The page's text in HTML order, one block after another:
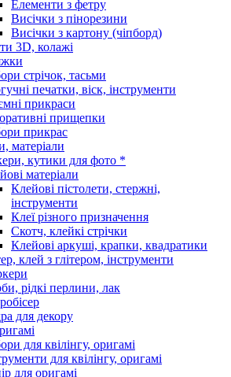
Елементи з фетру
Висічки з пінорезини
Висічки з картону (чіпборд)
3D, колажі
стрічок, тасьми
печатки, віск, інструменти
прикраси
прищепки
прикрас
матеріали
кутики для фото *
матеріали
Клейові пістолети, стержні,
інструменти
Клеї різного призначення
Скотч, клейкі стрічки
Клейові аркуші, крапки, квадратики
клей з глітером, інструменти
рідкі перлини, лак
для декору
для квілінгу, оригамі
для квілінгу, оригамі
для оригамі